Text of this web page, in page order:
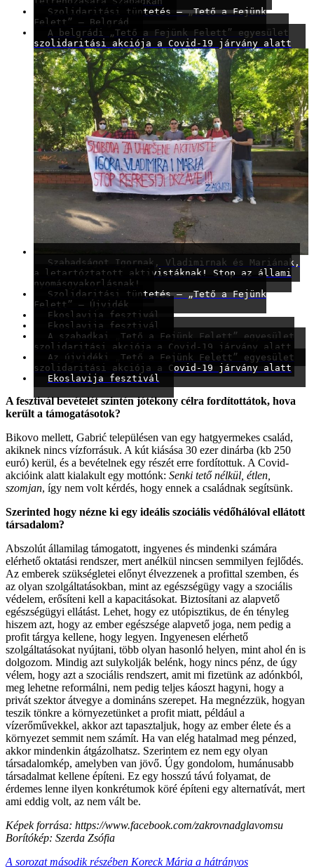
Szolidaritási tüntetés – „Tető a Fejünk
Felett” – Belgrád
A belgrádi „Tető a Fejünk Felett” egyesület
szolidaritási akciója a Covid-19 járvány alatt
Szabadságot Igornak, Vladimirnak és Mariának,
a letartóztatott aktivistáknak! Stop az állami
nyomásgyakorlásnak!
Szolidaritási tüntetés – „Tető a Fejünk
Felett” – Újvidék
Ekoslavija fesztivál
Ekoslavija fesztivál
A szabadkai „Tető a Fejünk Felett” egyesület
szolidaritási akciója a Covid-19 járvány alatt
Az újvidéki „Tető a Fejünk Felett” egyesület
szolidaritási akciója a Covid-19 járvány alatt
Ekoslavija fesztivál
A fesztivál bevételét szintén jótékony célra fordítottátok, hova
került a támogatásotok?
Bikovo mellett, Gabrić településen van egy hatgyermekes család,
akiknek nincs vízforrásuk. A kút kiásása 30 ezer dinárba (kb 250
euró) kerül, és a bevételnek egy részét erre fordítottuk. A Covid-
akcióink alatt kialakult egy mottónk: Senki tető nélkül, étlen,
szomjan, így nem volt kérdés, hogy ennek a családnak segítsünk.
Szerinted hogy nézne ki egy ideális szociális védőhálóval ellátott
társadalom?
Abszolút államilag támogatott, ingyenes és mindenki számára
elérhető oktatási rendszer, mert anélkül nincsen semmilyen fejlődés.
Az emberek szükségletei előnyt élvezzenek a profittal szemben, és
az olyan szolgáltatásokban, mint az egészségügy vagy a szociális
védelem, erősíteni kell a kapacitásokat. Biztosítani az alapvető
egészségügyi ellátást. Lehet, hogy ez utópisztikus, de én tényleg
hiszem azt, hogy az ember egészsége alapvető joga, nem pedig a
profit tárgya kellene, hogy legyen. Ingyenesen elérhető
szolgáltatásokat nyújtani, több olyan hasonló helyen, mint ahol én is
dolgozom. Mindig azt sulykolják belénk, hogy nincs pénz, de úgy
vélem, hogy azt a szociális rendszert, amit mi fizetünk az adónkból,
meg lehetne reformálni, nem pedig teljes káoszt hagyni, hogy a
privát szektor átvegye a domináns szerepet. Ha megnézzük, hogyan
teszik tönkre a környezetünket a profit miatt, például a
vízerőművekkel, akkor azt tapasztaljuk, hogy az ember élete és a
környezet semmit nem számít. Ha van elég hatalmad meg pénzed,
akkor mindenkin átgázolhatsz. Szerintem ez nem egy olyan
társadalomkép, amelyben van jövő. Úgy gondolom, humánusabb
társadalmat kellene építeni. Ez egy hosszú távú folyamat, de
érdemes lenne ilyen konkrétumok köré építeni egy alternatívát, mert
ami eddig volt, az nem vált be.
Képek forrása: https://www.facebook.com/zakrovnadglavomsu
Borítókép: Szerda Zsófia
A sorozat második részében Koreck Mária a hátrányos